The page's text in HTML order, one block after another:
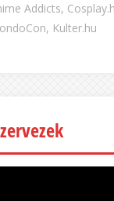
Addicts,
Kulter.hu